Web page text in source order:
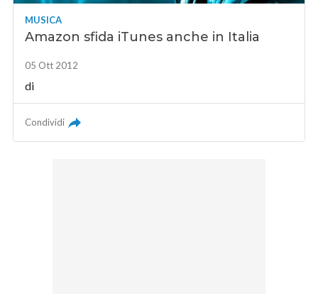
MUSICA
Amazon sfida iTunes anche in Italia
05 Ott 2012
di
Condividi